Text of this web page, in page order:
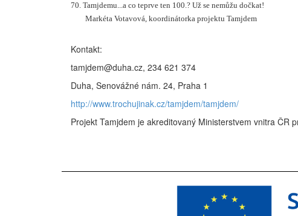
70. Tamjdemu...a co teprve ten 100.? Už se nemůžu dočkat!
Markéta Votavová, koordinátorka projektu Tamjdem
Kontakt:
tamjdem@duha.cz, 234 621 374
Duha, Senovážné nám. 24, Praha 1
http://www.trochujinak.cz/tamjdem/tamjdem/
Projekt Tamjdem je akreditovaný Ministerstvem vnitra ČR